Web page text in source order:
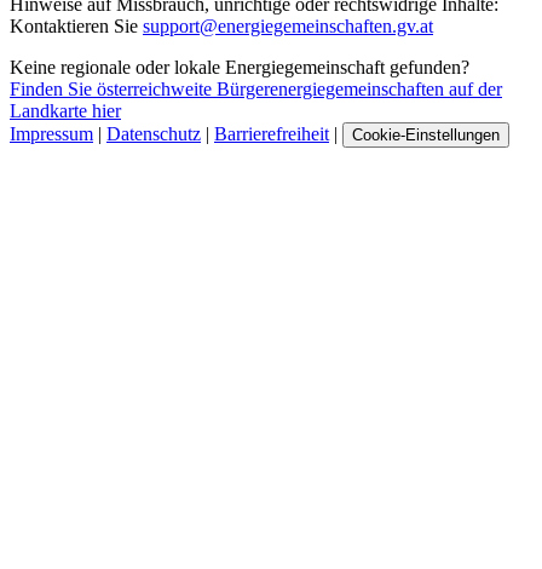
Kontaktieren Sie support@energiegemeinschaften.gv.at
Keine regionale oder lokale Energiegemeinschaft gefunden?
Finden Sie österreichweite Bürgerenergiegemeinschaften auf der
Landkarte hier
Impressum | Datenschutz | Barrierefreiheit | Cookie-Einstellungen